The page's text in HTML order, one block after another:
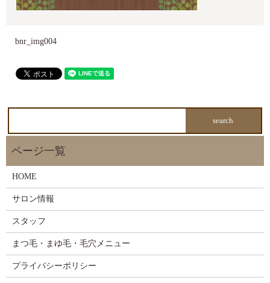
bnr_img004
HOME
サロン情報
スタッフ
まつ毛・まゆ毛・毛穴メニュー
プライバシーポリシー